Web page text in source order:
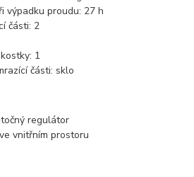
výpadku proudu: 27 h
části: 2
1
části: sklo
regulátor
vnitřním prostoru